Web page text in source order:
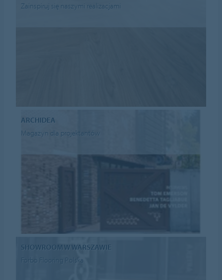
Zainspiruj się naszymi realizacjami
ARCHIDEA
Magazyn dla projektantów
SHOWROOM W WARSZAWIE
Forbo Flooring Polska